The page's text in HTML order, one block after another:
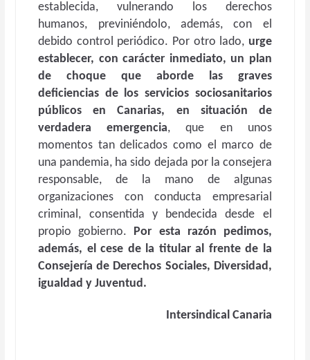
establecida, vulnerando los derechos
humanos, previniéndolo, además, con el
debido control periódico. Por otro lado, urge
establecer, con carácter inmediato, un plan
de choque que aborde las graves
deficiencias de los servicios sociosanitarios
públicos en Canarias, en situación de
verdadera emergencia, que en unos
momentos tan delicados como el marco de
una pandemia, ha sido dejada por la consejera
responsable, de la mano de algunas
organizaciones con conducta empresarial
criminal, consentida y bendecida desde el
propio gobierno. Por esta razón pedimos,
además, el cese de la titular al frente de la
Consejería de Derechos Sociales, Diversidad,
igualdad y Juventud.
Intersindical Canaria